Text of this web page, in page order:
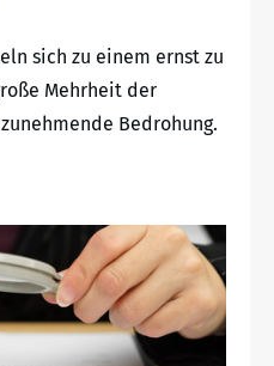
sich zu einem ernst zu
Mehrheit der
Bedrohung.